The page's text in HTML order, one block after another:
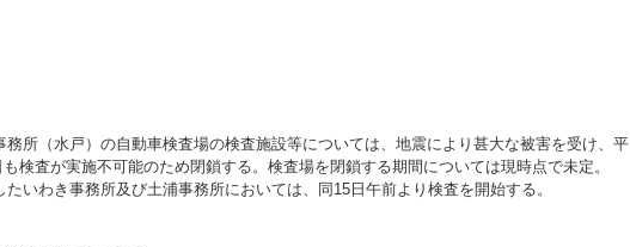
所（水戸）の自動車検査場の検査施設等については、地震により甚大な被害を受け、平
検査が実施不可能のため閉鎖する。検査場を閉鎖する期間については現時点で未定。
いわき事務所及び土浦事務所においては、同15日午前より検査を開始する。